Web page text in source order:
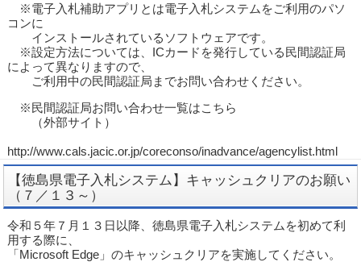
※電子入札補助アプリとは電子入札システムをご利用のパソ
コンに
インストールされているソフトウェアです。
※設定方法については、ICカードを発行している民間認証局
によって異なりますので、
ご利用中の民間認証局までお問い合わせください。
※民間認証局お問い合わせ一覧はこちら
（外部サイト）
http://www.cals.jacic.or.jp/coreconso/inadvance/agencylist.html
【徳島県電子入札システム】キャッシュクリアのお願い
（７／１３～）
令和５年７月１３日以降、徳島県電子入札システムを初めて利
用する際に、
「Microsoft Edge」のキャッシュクリアを実施してください。